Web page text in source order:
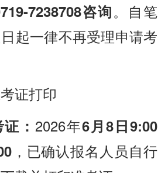
7238708咨询。自笔
起一律不再受理申请考
证打印
： 2026年6月8日9:00
，已确认报名人员自行